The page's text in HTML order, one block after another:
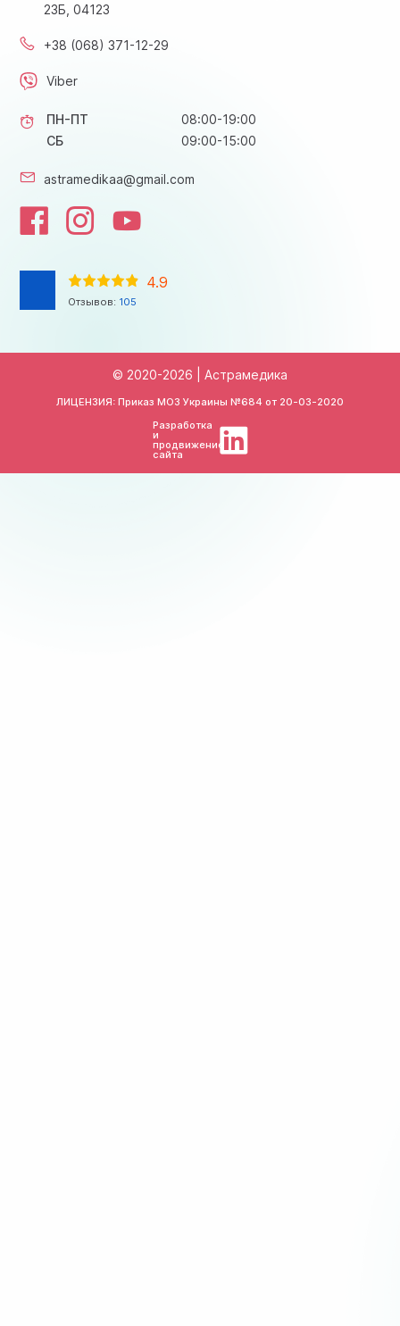
23Б, 04123
+38 (068) 371-12-29
Viber
ПН-ПТ
08:00-19:00
СБ
09:00-15:00
astramedikaa@gmail.com
4.9
Отзывов: 105
© 2020-2026 | Астрамедика
ЛИЦЕНЗИЯ: Приказ МОЗ Украины №684 от 20-03-2020
Разработка
и
продвижение
сайта